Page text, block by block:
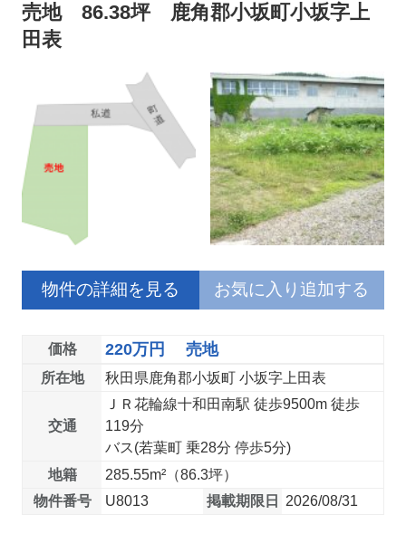
売地 86.38坪 鹿角郡小坂町小坂字上
田表
物件の詳細を見る お気に入り追加する
価格 220万円 売地
所在地 秋田県鹿角郡小坂町 小坂字上田表
交通
ＪＲ花輪線十和田南駅 徒歩9500m 徒歩
119分
バス(若葉町 乗28分 停歩5分)
地籍
285.55m²（86.3坪）
物件番号
U8013 掲載期限日 2026/08/31